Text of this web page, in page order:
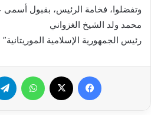
وتفضلوا، فخامة الرئيس، بقبول أسمى
محمد ولد الشيخ الغزواني
رئيس الجمهورية الإسلامية الموريتانية”
فيسبوك